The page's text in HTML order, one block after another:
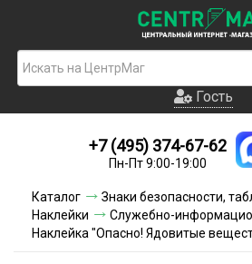
Гость
Новинки
Условия
Условия
Гость
+7 (495) 374-67-62
Пн-Пт 9:00-19:00
Каталог
Знаки безопасности,
Наклейки
Служебно-
Наклейка "Опасно! Ядовитые